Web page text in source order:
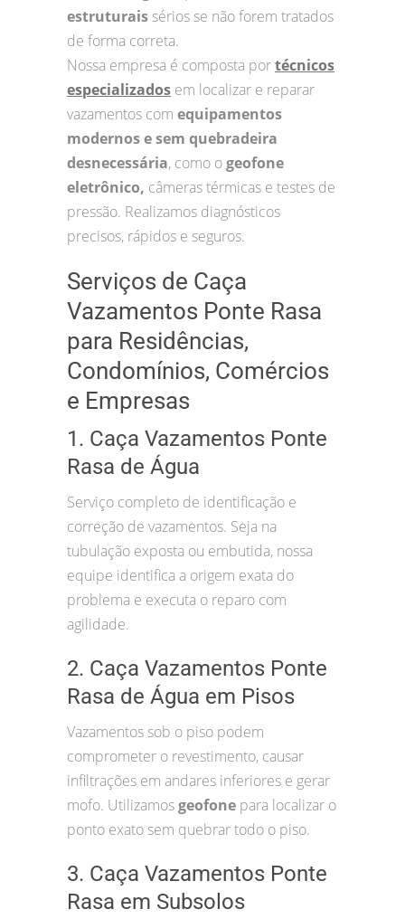
estruturais sérios se não forem tratados
de forma correta.
Nossa empresa é composta portécnicos
especializados em localizar e reparar
vazamentos com equipamentos
modernos e sem quebradeira
desnecessária, como ogeofone
eletrônico, câmeras térmicas e testes de
pressão. Realizamos diagnósticos
precisos, rápidos e seguros.
Serviços de Caça
Vazamentos Ponte Rasa
para Residências,
Condomínios, Comércios
e Empresas
1. Caça Vazamentos Ponte
Rasa de Água
Serviço completo de identificação e
correção de vazamentos. Seja na
tubulação exposta ou embutida, nossa
equipe identifica a origem exata do
problema e executa o reparo com
agilidade.
2. Caça Vazamentos Ponte
Rasa de Água em Pisos
Vazamentos sob o piso podem
comprometer o revestimento, causar
infiltrações em andares inferiores e gerar
mofo. Utilizamosgeofone para localizar o
ponto exato sem quebrar todo o piso.
3. Caça Vazamentos Ponte
Rasa em Subsolos